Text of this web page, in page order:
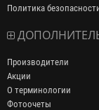
Политика
Производители
Акции
О терминологии
Фотоочеты